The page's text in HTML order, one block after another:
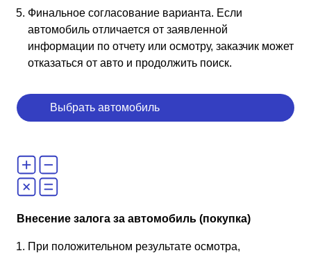
Финальное согласование варианта. Если
автомобиль отличается от заявленной
информации по отчету или осмотру, заказчик может
отказаться от авто и продолжить поиск.
Выбрать автомобиль
Внесение залога за автомобиль (покупка)
При положительном результате осмотра,